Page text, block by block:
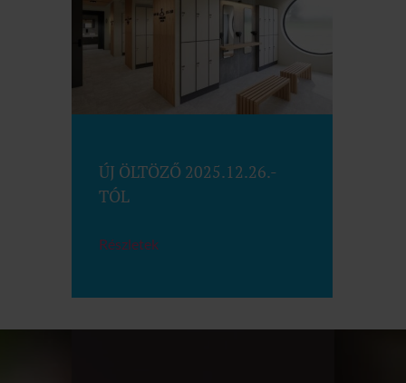
ÚJ ÖLTÖZŐ 2025.12.26.-
TÓL
Részletek